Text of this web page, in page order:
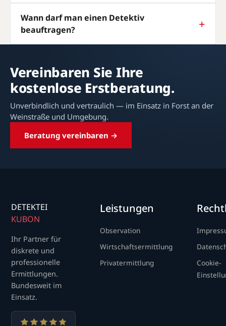
Wann darf man einen Detektiv
beauftragen?
Vereinbaren Sie Ihre
kostenlose Erstberatung.
Unverbindlich und vertraulich — im Einsatz in Forst an der
Weinstraße und Umgebung.
Beratung vereinbaren →
DETEKTEI
KUBON
Ihr Partner für
diskrete und
professionelle
Ermittlungen.
Bundesweit im
Einsatz.
Leistungen
Observation
Wirtschaftsermittlung
Privatermittlung
Cookie-